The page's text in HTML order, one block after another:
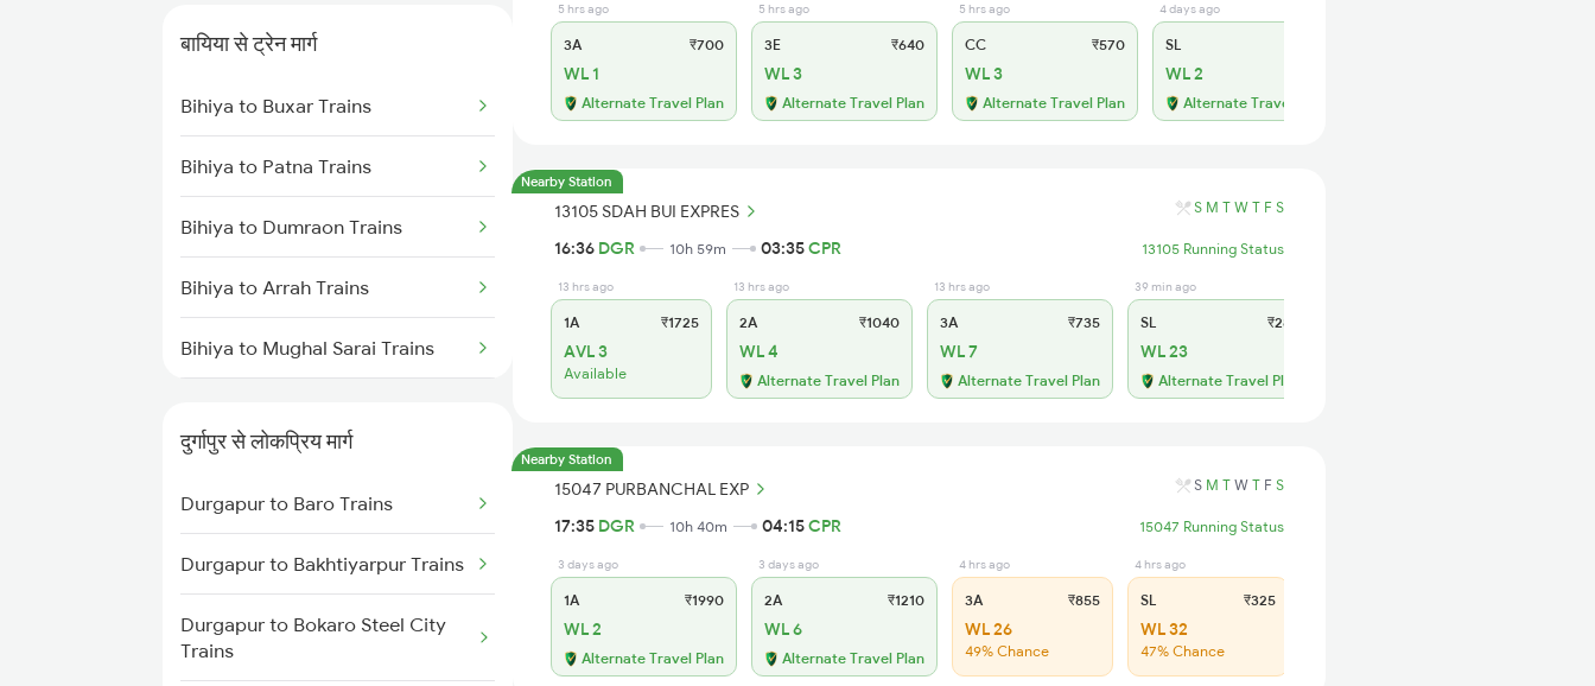
Durgapur to Chittaranjan Trains
Durgapur to Mughal Sarai Trains
Durgapur to Dhanbad Trains
बायिया से ट्रेन मार्ग
Bihiya to Buxar Trains
Bihiya to Patna Trains
Bihiya to Dumraon Trains
Bihiya to Arrah Trains
Bihiya to Mughal Sarai Trains
Bihiya to Banahi Trains
Bihiya to Kolkata Trains
Bihiya to Lucknow Trains
दुर्गापुर से लोकप्रिय मार्ग
Durgapur to Baro Trains
Durgapur to Bakhtiyarpur Trains
Durgapur to Bokaro Steel City
Trains
5 hrs ago
3A ₹700
WL 1
Alternate Travel Plan
5 hrs ago
3E ₹640
WL 3
Alternate Travel Plan
5 hrs ago
CC ₹570
WL 3
Alternate Travel Plan
4 days ago
SL
WL 2
Alternate Travel Plan
Nearby Station
13105 SDAH BUI EXPRES S M T W T F S
16:36 DGR 10h 59m 03:35CPR 13105 Running Status
13 hrs ago
1A ₹1725
AVL 3
Available
13 hrs ago
2A ₹1040
WL 4
Alternate Travel Plan
13 hrs ago
3A ₹735
WL 7
Alternate Travel Plan
39 min ago
SL ₹280
WL 23
Alternate Travel Plan
Nearby Station
15047 PURBANCHAL EXP S M T W T F S
17:35 DGR 10h 40m 04:15CPR 15047 Running Status
3 days ago
1A ₹1990
WL 2
Alternate Travel Plan
3 days ago
2A ₹1210
WL 6
Alternate Travel Plan
4 hrs ago
3A ₹855
WL 26
49% Chance
4 hrs ago
SL ₹325
WL 32
47% Chance